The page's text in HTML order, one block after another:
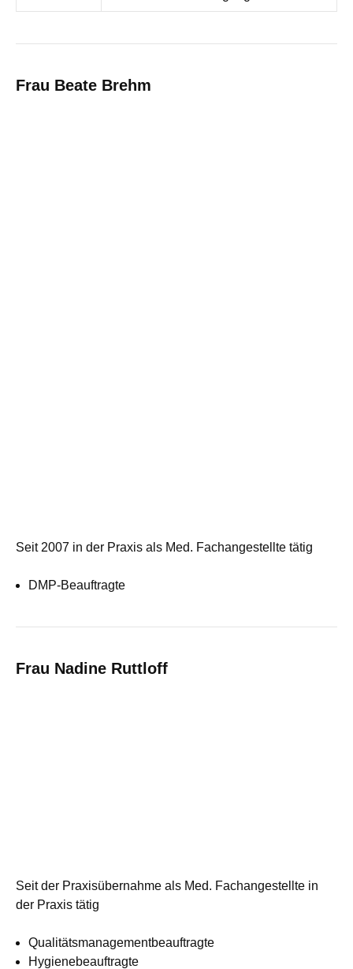
Frau Beate Brehm
Seit 2007 in der Praxis als Med. Fachangestellte tätig
DMP-Beauftragte
Frau Nadine Ruttloff
Seit der Praxisübernahme als Med. Fachangestellte in
der Praxis tätig
Qualitätsmanagementbeauftragte
Hygienebeauftragte